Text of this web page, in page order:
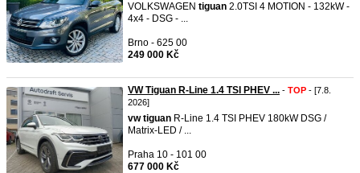
VOLKSWAGEN tiguan 2.0TSI 4 MOTION - 132kW -
4x4 - DSG - ...
Brno - 625 00
249 000 Kč
VW Tiguan R-Line 1.4 TSI PHEV ... - TOP - [7.8.
2026]
vw tiguan R-Line 1.4 TSI PHEV 180kW DSG /
Matrix-LED / ...
Praha 10 - 101 00
677 000 Kč